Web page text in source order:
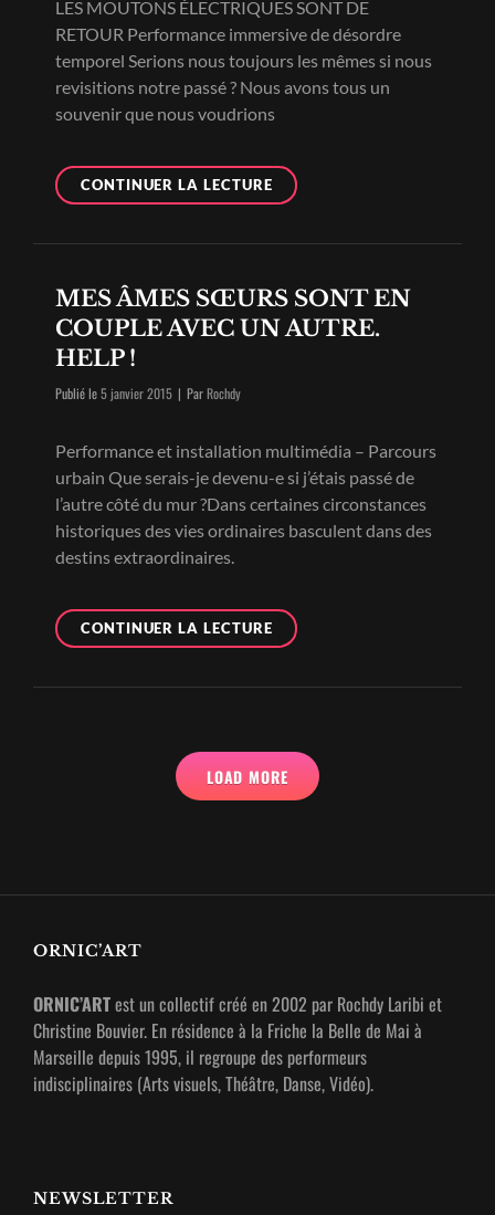
LES MOUTONS ÉLECTRIQUES SONT DE
RETOUR Performance immersive de désordre
temporel Serions nous toujours les mêmes si nous
revisitions notre passé ? Nous avons tous un
souvenir que nous voudrions
CONTINUER LA LECTURELES
MOUTONS
MES ÂMES SŒURS SONT EN
COUPLE AVEC UN AUTRE.
HELP !
Publié le5 janvier 2015 | ParByline
Rochdy
Performance et installation multimédia – Parcours
urbain Que serais-je devenu-e si j’étais passé de
l’autre côté du mur ?Dans certaines circonstances
historiques des vies ordinaires basculent dans des
destins extraordinaires.
CONTINUER LA LECTUREMES
ÂMES
AVEC
UN
LOAD MORE
ORNIC’ART
ORNIC’ARTest un collectif créé en 2002 par Rochdy Laribi et
Christine Bouvier. En résidence à la Friche la Belle de Mai à
Marseille depuis 1995, il regroupe des performeurs
indisciplinaires (Arts visuels, Théâtre, Danse, Vidéo).
NEWSLETTER